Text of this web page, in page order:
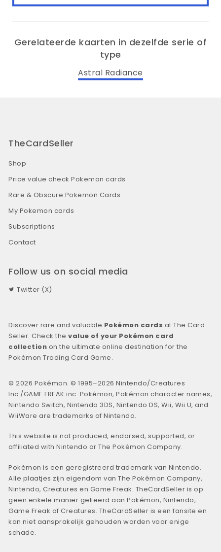
Gerelateerde kaarten in dezelfde serie of
type
Astral Radiance
TheCardSeller
Shop
Price value check Pokemon cards
Rare & Obscure Pokemon Cards
My Pokemon cards
Subscriptions
Contact
Follow us on social media
Twitter (X)
Discover rare and valuable Pokémon cards at The Card
Seller. Check thevalue of your Pokémon card
collection on the ultimate online destination for the
Pokémon Trading Card Game.
© 2026 Pokémon. © 1995–2026 Nintendo/Creatures
Inc./GAME FREAK inc. Pokémon, Pokémon character names,
Nintendo Switch, Nintendo 3DS, Nintendo DS, Wii, Wii U, and
WiiWare are trademarks of Nintendo.
This website is not produced, endorsed, supported, or
affiliated with Nintendo or The Pokémon Company.
Pokémon is een geregistreerd trademark van Nintendo.
Alle plaatjes zijn eigendom van The Pokémon Company,
Nintendo, Creatures en Game Freak. TheCardSeller is op
geen enkele manier gelieerd aan Pokémon, Nintendo,
Game Freak of Creatures. TheCardSeller is een fansite en
kan niet aansprakelijk gehouden worden voor enige
schade.